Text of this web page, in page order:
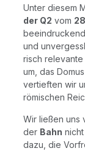
Unter die­sem
der Q2 vom
und
risch
um, das
ver­tief­ten wir
römi­schen
Wir lie­ßen uns
der Bahn
dazu, die